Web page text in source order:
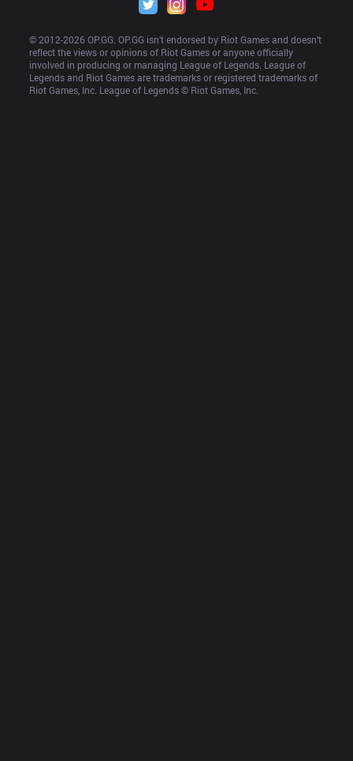
© 2012-2026 OP.GG. OP.GG isn’t endorsed by Riot Games and doesn’t
reflect the views or opinions of Riot Games or anyone officially
involved in producing or managing League of Legends. League of
Legends and Riot Games are trademarks or registered trademarks of
Riot Games, Inc. League of Legends © Riot Games, Inc.